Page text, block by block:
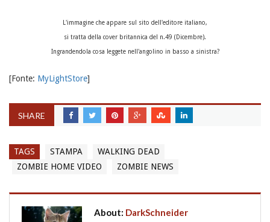
L'immagine che appare sul sito dell'editore italiano,
si tratta della cover britannica del n.49 (Dicembre).
Ingrandendola cosa leggete nell'angolino in basso a sinistra?
[Fonte: MyLightStore]
SHARE
TAGS STAMPA
WALKING DEAD
ZOMBIE HOME VIDEO
ZOMBIE NEWS
About: DarkSchneider